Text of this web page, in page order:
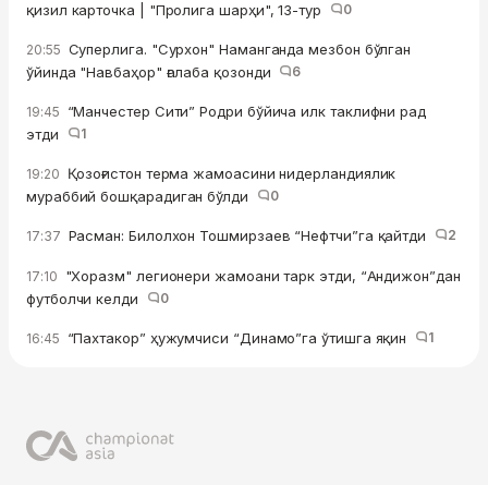
қизил карточка | "Пролига шарҳи", 13-тур
0
20:55 Суперлига. "Сурхон" Наманганда мезбон бўлган
ўйинда "Навбаҳор" ғалаба қозонди
6
19:45 “Манчестер Сити” Родри бўйича илк таклифни рад
этди
1
19:20 Қозоғистон терма жамоасини нидерландиялик
мураббий бошқарадиган бўлди
0
17:37 Расман: Билолхон Тошмирзаев “Нефтчи”га қайтди 2
17:10 "Хоразм" легионери жамоани тарк этди, “Андижон”дан
футболчи келди
0
16:45 “Пахтакор” ҳужумчиси “Динамо”га ўтишга яқин 1